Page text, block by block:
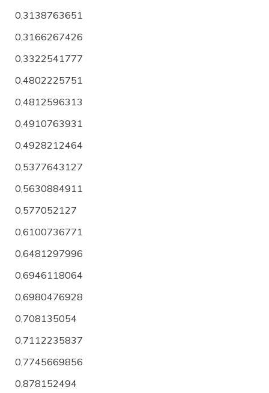
0,3138763651
0,3166267426
0,3322541777
0,4802225751
0,4812596313
0,4910763931
0,4928212464
0,5377643127
0,5630884911
0,577052127
0,6100736771
0,6481297996
0,6946118064
0,6980476928
0,708135054
0,7112235837
0,7745669856
0,878152494